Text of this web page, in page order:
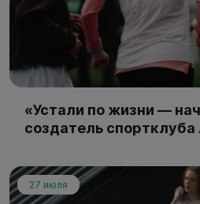
«Устали по жизни —
создатель
27 июля